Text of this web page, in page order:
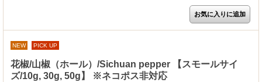
NEW PICK UP
花椒/山椒（ホール）/Sichuan pepper 【スモールサイ
ズ/10g, 30g, 50g】 ※ネコポス非対応